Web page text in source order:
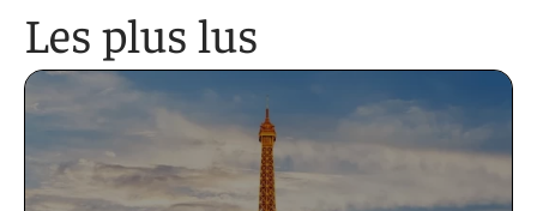
Les plus lus